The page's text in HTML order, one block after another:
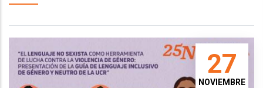
27
NOVIEMBRE